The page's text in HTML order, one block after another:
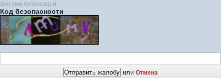
форума публикации!
Код безопасности
или Отмена